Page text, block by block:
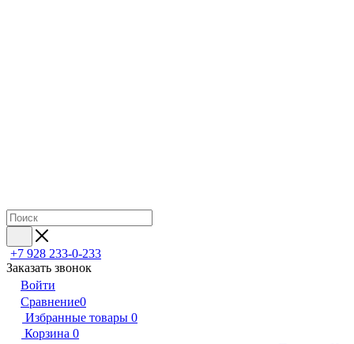
+7 928 233-0-233
Заказать звонок
Войти
Сравнение0
Избранные товары 0
Корзина 0